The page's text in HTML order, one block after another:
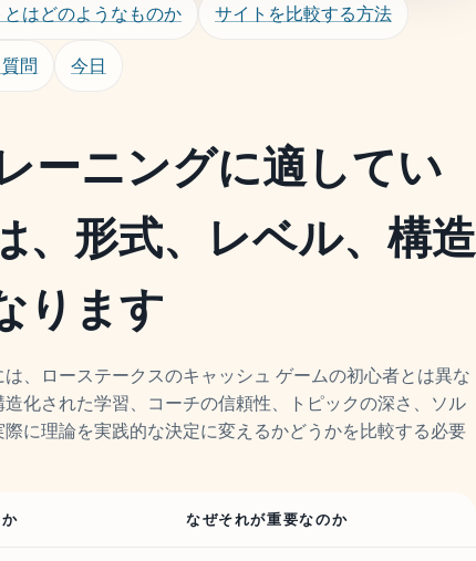
はどのようなものか サイトを比較する方法
問 今日
ーニングに適してい
、形式、レベル、構造
ります
、ローステークスのキャッシュ ゲームの初心者とは異な
化された学習、コーチの信頼性、トピックの深さ、ソル
に理論を実践的な決定に変えるかどうかを比較する必要
なぜそれが重要なのか